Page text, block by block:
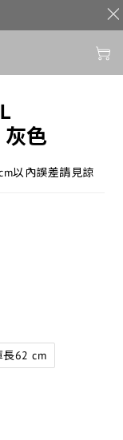
灰色
以內誤差請見諒
62 cm